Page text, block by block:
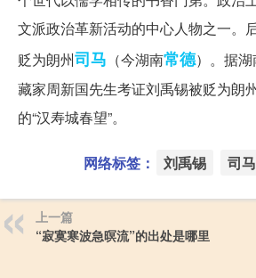
文派政治革新活动的中心人物之一。
贬为朗州司马 （今湖南常德）。据
藏家周新国先生考证刘禹锡被贬为朗
的“汉寿城春望”。
网络标签： 刘禹锡 司马
上一篇
“寂寞寒波急暝流”的出处是哪里